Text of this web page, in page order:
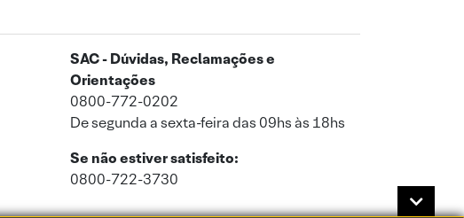
SAC - Dúvidas, Reclamações e
Orientações
0800-772-0202
De segunda a sexta-feira das 09hs às 18hs
Se não estiver satisfeito:
0800-722-3730